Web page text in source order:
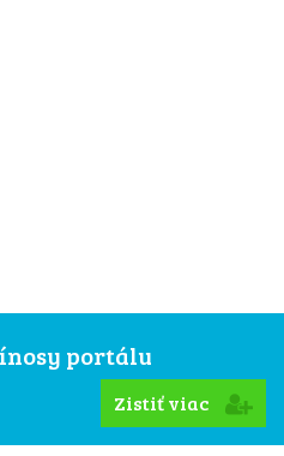
portálu
Zistiť viac